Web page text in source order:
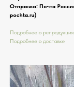
Отправка: Почта
pochta.ru)
Подробнее о
Подробнее о доставке